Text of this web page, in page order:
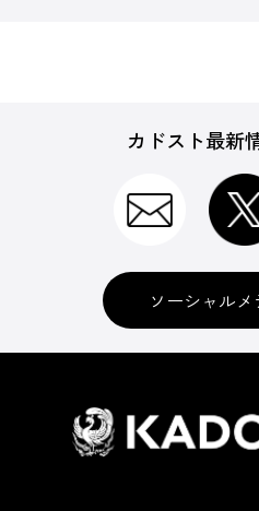
カドスト最新
ソーシャル